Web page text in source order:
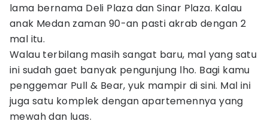
lama bernama Deli Plaza dan Sinar Plaza. Kalau
anak Medan zaman 90-an pasti akrab dengan 2
mal itu.
Walau terbilang masih sangat baru, mal yang satu
ini sudah gaet banyak pengunjung lho. Bagi kamu
penggemar Pull & Bear, yuk mampir di sini. Mal ini
juga satu komplek dengan apartemennya yang
mewah dan luas.